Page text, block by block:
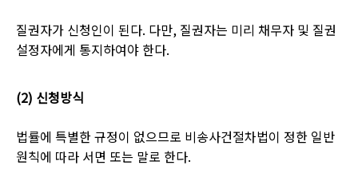
질권자가 신청인이 된다. 다만, 질권자는 미리 채무자 및 질권
설정자에게 통지하여야 한다.
(2) 신청방식
법률에 특별한 규정이 없으므로 비송사건절차법이 정한 일반
원칙에 따라 서면 또는 말로 한다.